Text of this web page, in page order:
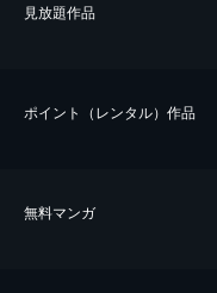
⾒放題作品
ポイント（レンタル）作品
無料マンガ